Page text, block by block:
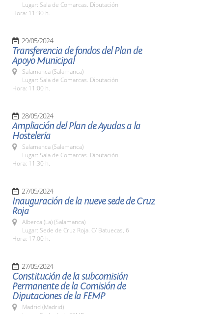
Lugar: Sala de Comarcas. Diputación
Hora: 11:30 h.
29/05/2024
Transferencia de fondos del Plan de
Apoyo Municipal
Salamanca (Salamanca)
Lugar: Sala de Comarcas. Diputación
Hora: 11:00 h.
28/05/2024
Ampliación del Plan de Ayudas a la
Hostelería
Salamanca (Salamanca)
Lugar: Sala de Comarcas. Diputación
Hora: 11:30 h.
27/05/2024
Inauguración de la nueve sede de Cruz
Roja
Alberca (La) (Salamanca)
Lugar: Sede de Cruz Roja. C/ Batuecas, 6
Hora: 17:00 h.
27/05/2024
Constitución de la subcomisión
Permanente de la Comisión de
Diputaciones de la FEMP
Madrid (Madrid)